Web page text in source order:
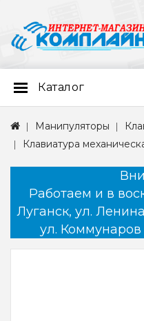
Каталог
Манипуляторы
Клавиатура
Работаем и в
Луганск, ул.
ул. Коммунаров